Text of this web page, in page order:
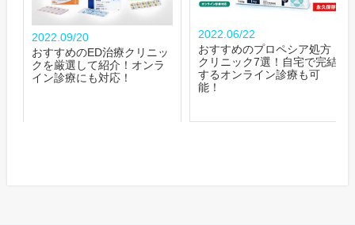
2022.09/20
おすすめのED治療クリニッ
クを厳選して紹介！オンラ
イン診療にも対応！
2022.06/22
おすすめのプロペシア処方
クリニック7選！自宅で完結
するオンライン診療も可
能！